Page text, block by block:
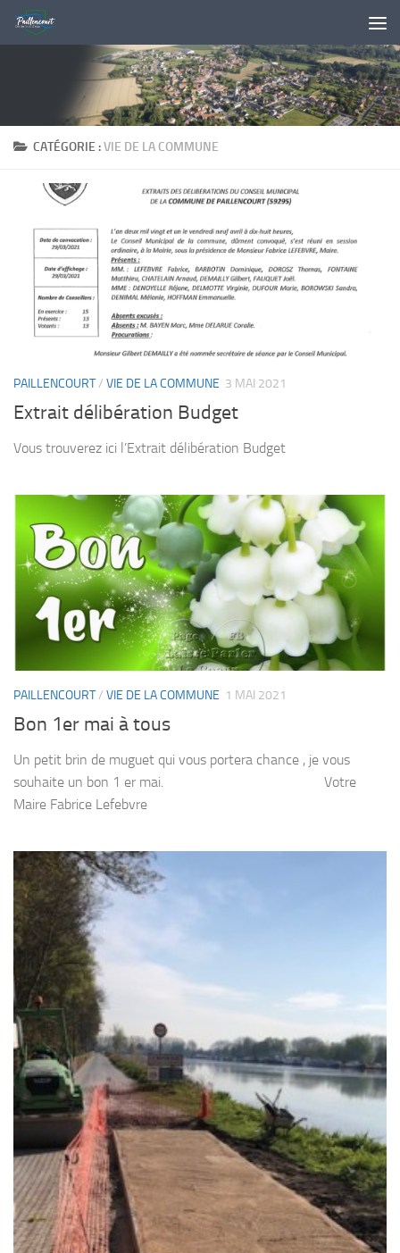
Skip to content
CATÉGORIE :VIE DE LA COMMUNE
PAILLENCOURT/ VIE DE LA COMMUNE 3 MAI 2021
Extrait délibération Budget
Vous trouverez ici l’Extrait délibération Budget
PAILLENCOURT/ VIE DE LA COMMUNE 1 MAI 2021
Bon 1er mai à tous
Un petit brin de muguet qui vous portera chance , je vous
souhaite un bon 1 er mai. Votre
Maire Fabrice Lefebvre